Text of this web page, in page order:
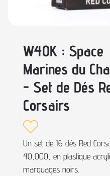
W40K : Space
Marines du
- Set de Dés
Corsairs
Un set de 16 dés Red
40,000, en plastique
marquages noirs.